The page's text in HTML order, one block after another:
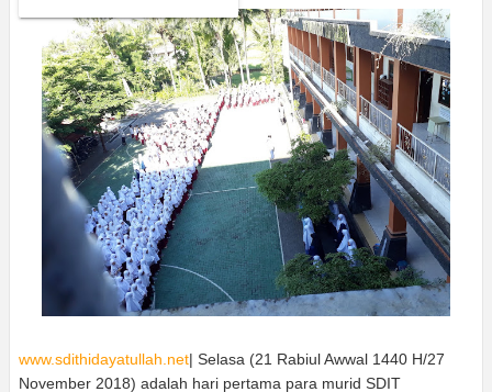
www.sdithidayatullah.net| Selasa (21 Rabiul Awwal 1440 H/27
November 2018) adalah hari pertama para murid SDIT